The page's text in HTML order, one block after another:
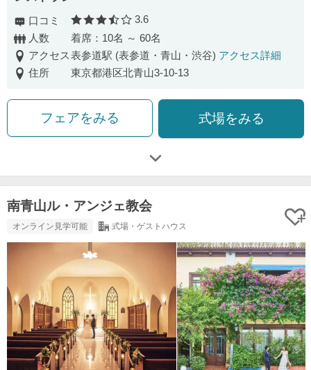
口コミ 口コミ評価
3.6
人数
着席：10名 ～ 60名
アクセス表参道駅 (表参道・青山・渋谷) アクセス詳細
住所
東京都港区北青山3-10-13
フェアをみる 式場をみる
南青山ル・アンジェ教会
オンライン見学可能 式場・ゲストハウス